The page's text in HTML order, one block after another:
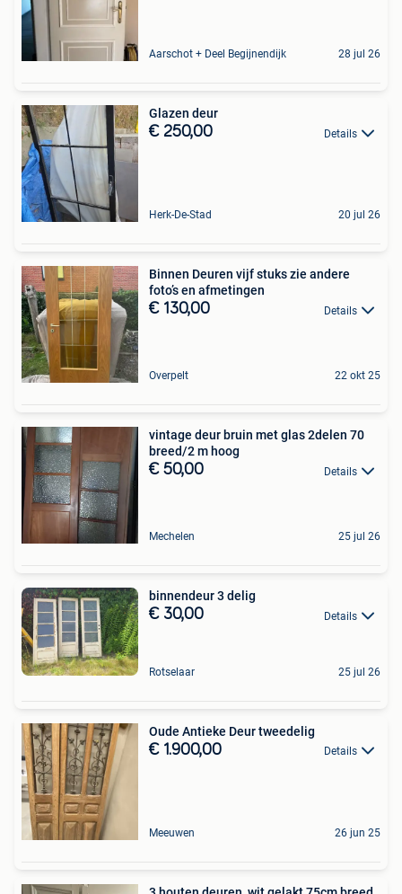
Aarschot + Deel Begijnendijk 28 jul 26
Glazen deur
€ 250,00 Details
Herk-De-Stad 20 jul 26
Binnen Deuren vijf stuks zie andere
foto’s en afmetingen
€ 130,00 Details
Overpelt 22 okt 25
vintage deur bruin met glas 2delen 70
breed/2 m hoog
€ 50,00 Details
Mechelen 25 jul 26
binnendeur 3 delig
€ 30,00 Details
Rotselaar 25 jul 26
Oude Antieke Deur tweedelig
€ 1.900,00 Details
Meeuwen 26 jun 25